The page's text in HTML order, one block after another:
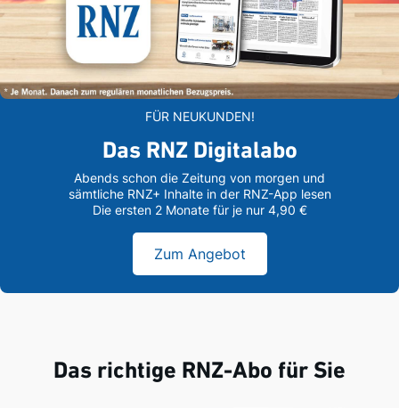
FÜR NEUKUNDEN!
Das RNZ Digitalabo
Abends schon die Zeitung von morgen und
sämtliche RNZ+ Inhalte in der RNZ-App lesen
Die ersten 2 Monate für je nur 4,90 €
Zum Angebot
Das richtige RNZ-Abo für Sie